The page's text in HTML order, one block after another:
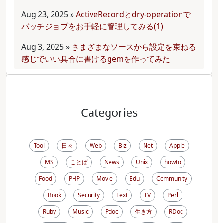
Aug 23, 2025»ActiveRecordとdry-operationで
バッチジョブをお手軽に管理してみる(1)
Aug 3, 2025» さまざまなソースから設定を束ねる
感じでいい具合に書けるgemを作ってみた
Categories
Tool 日々 Web Biz Net
Apple
MS
ことば News Unix
howto
Food
PHP Movie Edu
Community
Book
Security Text TV
Perl
Ruby
Music Pdoc 生き方
RDoc